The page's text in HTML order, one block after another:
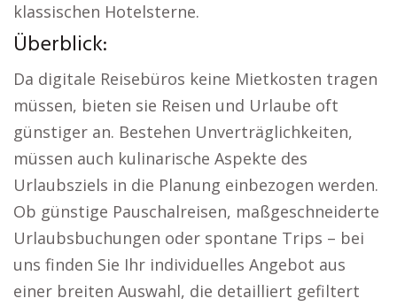
klassischen Hotelsterne.
Überblick:
Da digitale Reisebüros keine Mietkosten tragen
müssen, bieten sie Reisen und Urlaube oft
günstiger an. Bestehen Unverträglichkeiten,
müssen auch kulinarische Aspekte des
Urlaubsziels in die Planung einbezogen werden.
Ob günstige Pauschalreisen, maßgeschneiderte
Urlaubsbuchungen oder spontane Trips – bei
uns finden Sie Ihr individuelles Angebot aus
einer breiten Auswahl, die detailliert gefiltert